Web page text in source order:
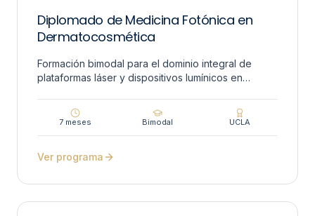
Diplomado de Medicina Fotónica en
Dermatocosmética
Formación bimodal para el dominio integral de
plataformas láser y dispositivos lumínicos en
7 meses Bimodal UCLA
Ver programa